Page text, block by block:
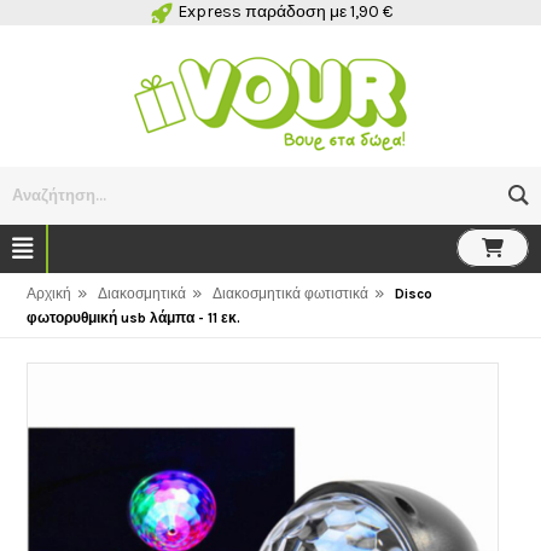
Express παράδοση με 1,90 €
Αναζήτηση...
Αρχική » Διακοσμητικά » Διακοσμητικά φωτιστικά »
Disco
φωτορυθμική usb λάμπα - 11 εκ.